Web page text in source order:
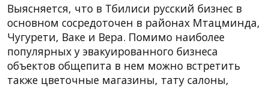
Выясняется, что в Тбилиси русский бизнес в
основном сосредоточен в районах Мтацминда,
Чугурети, Ваке и Вера. Помимо наиболее
популярных у эвакуированного бизнеса
объектов общепита в нем можно встретить
также цветочные магазины, тату салоны,